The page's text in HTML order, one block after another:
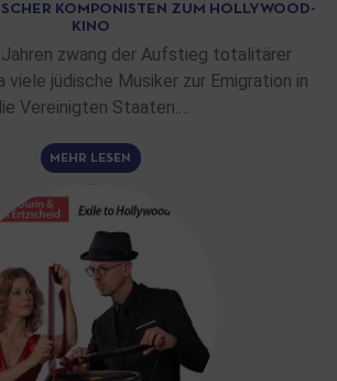
KOMPONISTEN ZUM HOLLYWOOD-
KINO
zwang der Aufstieg totalitärer
viele jüdische Musiker zur Emigration in
Vereinigten Staaten.…
MEHR LESEN